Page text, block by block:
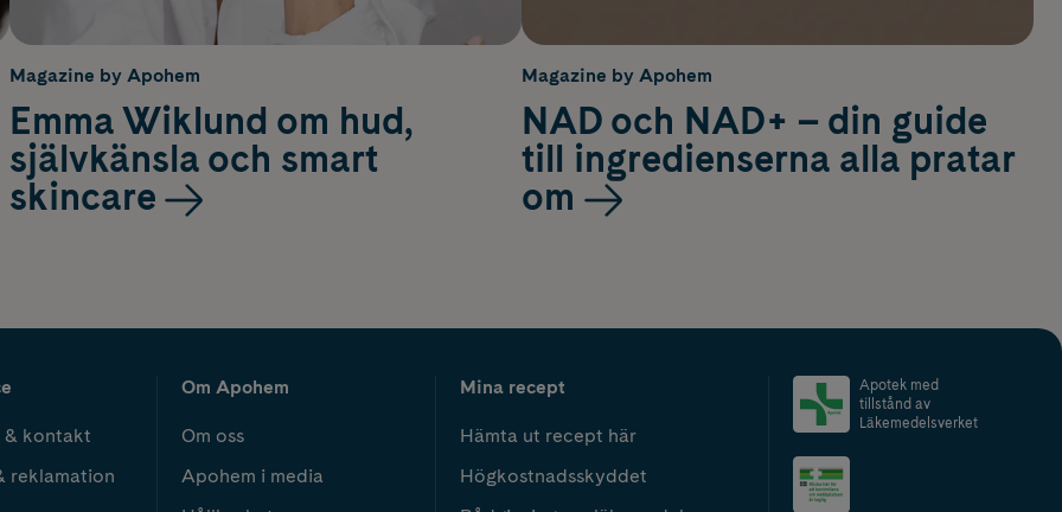
Magazine by Apohem
Emma Wiklund om hud,
självkänsla och smart
skincare
Magazine by Apohem
NAD och NAD+ – din guide
till ingredienserna alla pratar
om
& kontakt
reklamation
Om Apohem
Om oss
Apohem i media
Mina recept
Hämta ut recept här
Högkostnadsskyddet
Apotek med
tillstånd av
Läkemedelsverket